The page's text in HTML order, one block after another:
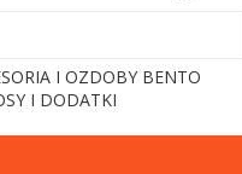
I OZDOBY BENTO
I DODATKI